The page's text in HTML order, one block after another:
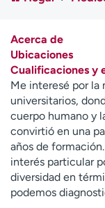
Ready. Set. CO.
Atención a medios
comunicación
Contáctenos
A
y
ú
d
a
m
Acerca de
Ubicaciones
Cualificaciones y
Me interesé por la
universitarios,
cuerpo humano y
convirtió en una
años de
interés particular
diversidad en
podemos